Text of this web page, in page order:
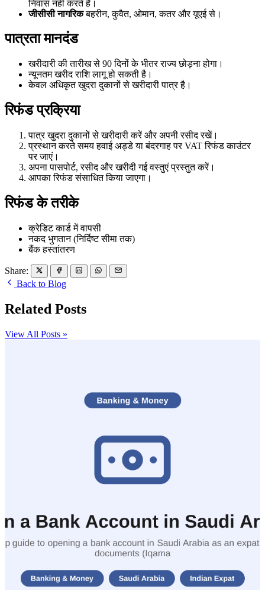
निवास नहीं करते हैं।
जीसीसी नागरिकबहरीन, कुवैत, ओमान, कतर और यूएई से।
पात्रता मानदंड
खरीदारी की तारीख से 90 दिनों के भीतर राज्य छोड़ना होगा।
न्यूनतम खरीद राशि लागू हो सकती है।
केवल अधिकृत खुदरा दुकानों से खरीदारी पात्र है।
रिफंड प्रक्रिया
पात्र खुदरा दुकानों से खरीदारी करें और अपनी रसीद रखें।
प्रस्थान करते समय हवाई अड्डे या बंदरगाह पर VAT रिफंड काउंटर
पर जाएं।
अपना पासपोर्ट, रसीद और खरीदी गई वस्तुएं प्रस्तुत करें।
आपका रिफंड संसाधित किया जाएगा।
रिफंड के तरीके
क्रेडिट कार्ड में वापसी
नकद भुगतान (निर्दिष्ट सीमा तक)
बैंक हस्तांतरण
Share:
Back to Blog
Related Posts
View All Posts »